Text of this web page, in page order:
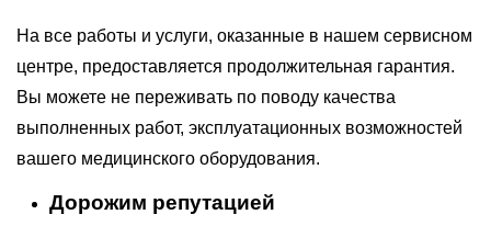
На все работы и услуги, оказанные в нашем сервисном
центре, предоставляется продолжительная гарантия.
Вы можете не переживать по поводу качества
выполненных работ, эксплуатационных возможностей
вашего медицинского оборудования.
Дорожим репутацией